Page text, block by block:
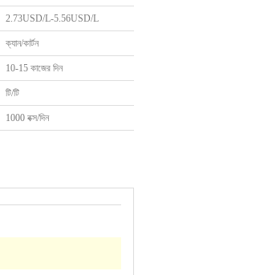
2.73USD/L-5.56USD/L
ক্যান/কার্টন
10-15 কাজের দিন
টি/টি
1000 বক্স/দিন